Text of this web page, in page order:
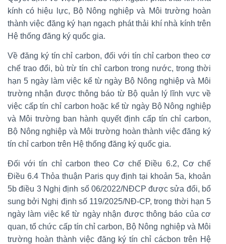
kính có hiệu lực, Bộ Nông nghiệp và Môi trường hoàn
thành việc đăng ký hạn ngạch phát thải khí nhà kính trên
Hệ thống đăng ký quốc gia.
Về đăng ký tín chỉ carbon, đối với tín chỉ carbon theo cơ
chế trao đổi, bù trừ tín chỉ carbon trong nước, trong thời
hạn 5 ngày làm việc kể từ ngày Bộ Nông nghiệp và Môi
trường nhận được thông báo từ Bộ quản lý lĩnh vực về
việc cấp tín chỉ carbon hoặc kể từ ngày Bộ Nông nghiệp
và Môi trường ban hành quyết định cấp tín chỉ carbon,
Bộ Nông nghiệp và Môi trường hoàn thành việc đăng ký
tín chỉ carbon trên Hệ thống đăng ký quốc gia.
Đối với tín chỉ carbon theo Cơ chế Điều 6.2, Cơ chế
Điều 6.4 Thỏa thuận Paris quy định tại khoản 5a, khoản
5b điều 3 Nghị định số 06/2022/NĐCP được sửa đổi, bổ
sung bởi Nghị định số 119/2025/NĐ-CP, trong thời hạn 5
ngày làm việc kể từ ngày nhận được thông báo của cơ
quan, tổ chức cấp tín chỉ carbon, Bộ Nông nghiệp và Môi
trường hoàn thành việc đăng ký tín chỉ cácbon trên Hệ